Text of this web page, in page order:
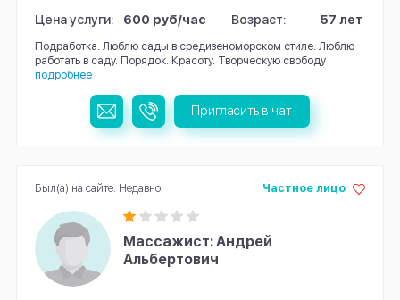
Цена услуги: 600 руб/час Возраст: 57 лет
Подработка. Люблю сады в средизеноморском стиле. Люблю
работать в саду. Порядок. Красоту. Творческую свободу
подробнее
Пригласить в чат
Массажист: Андрей
Альбертович
Частное лицо
Был(а) на сайте: Недавно